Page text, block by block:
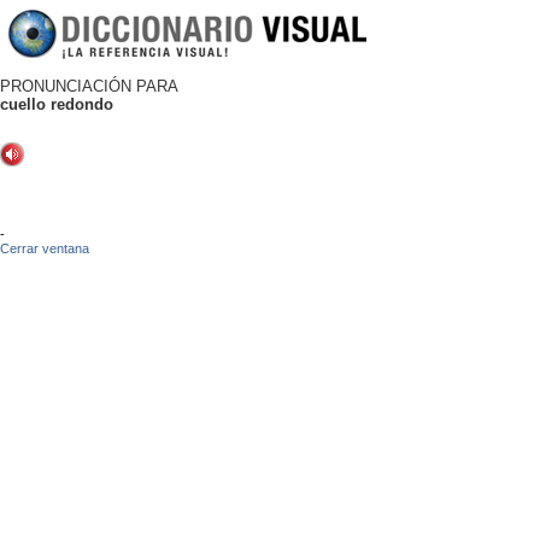
PRONUNCIACIÓN PARA
cuello redondo
-
Cerrar ventana